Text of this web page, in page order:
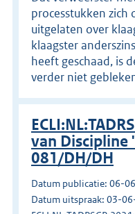
processtukken
uitgelaten over
klaagster
heeft geschaad, is
verder niet
van Discipline
081/DH/DH
Datum publicatie: 06-
Datum uitspraak: 03-